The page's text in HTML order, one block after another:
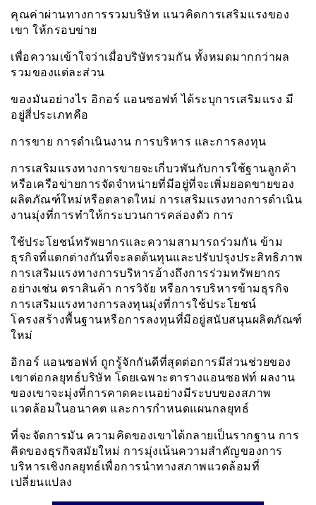
คุณค่าผ่านทางการรวมบริษัท เเนวคิดการเสริมแรงของ
เขา ให้กรอบข่าย
เพื่อความเข้าใจว่าเมื่อบริษัทรวมกัน ทั้งหมดมากกว่าผล
รวมของแต่ละส่วน
ของมันอย่างไร อิกอร์ แอนซอฟท์ ได้ระบุการเสริมแรง มี
อยู่สี่ประเภทคือ
การขาย การดำเนินงาน การบริหาร และการลงทุน
การเสริมแรงทางการขายจะเกี่บวพันกับการใช้ฐานลูกค้า
หรือเครือข่ายการจัดจำหน่ายที่มีอยู่ที่จะเพิ่มยอดขายของ
ผลิตภัณฑ์ใหม่หรือตลาดใหม่ การเสริมแรงทางการดำเนิน
งานมุ่งที่การทำให้กระบวนการคล่องตัว การ
ใช้ประโยชน์ทรัพยากรและความสามารถร่วมกัน ข้าม
ธุรกิจที่แตกต่างกันที่จะลดต้นทุนและปรับปรุงประสิทธิภาพ
การเสริมแรงทางการบริหารอ้างถึงการร่วมทรัพยากร
อย่างเช่น ตราสินค้า การวิจัย หรือการบริหารข้ามธุรกิจ
การเสริมแรงทางการลงทุนมุ่งที่การใช้ประโยชน์
โครงสร้างพื้นฐานหรือการลงทุนที่มีอยู่สนับสนุนผลิตภัณฑ์
ใหม่
อิกอร์ แอนซอฟท์ ถูกรู้จักกันดีที่สุดต่อการมีส่วนช่วยของ
เขาต่อกลยุทธ์บริษัท โดยเฉพาะตารางแอนซอฟท์ ผลงาน
ของเขาจะมุ่งที่การคาดคะเนอย่างมีระบบของสภาพ
แวดล้อมในอนาคต และการกำหนดแผนกลยุทธ์
ที่จะจัดการมัน ความคิดของเขาได้กลายเป็นรากฐาน การ
คิดของธุรกิจสมัยใหม่ การมุ่งเน้นความสำคัญของการ
บริหารเชิงกลยุทธ์เพื่อการนำทางสภาพแวดล้อมที่
เปลี่ยนแปลง